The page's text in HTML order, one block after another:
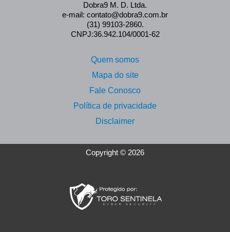
Dobra9 M. D. Ltda.
e-mail: contato@dobra9.com.br
(31) 99103-2860.
CNPJ:36.942.104/0001-62
Quem somos
Mapa do site
Fale Conosco
Política de privacidade
Disclaimer
Copyright © 2026